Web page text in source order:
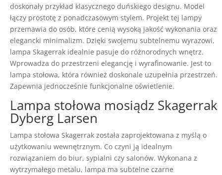
doskonały przykład klasycznego duńskiego designu. Model
łączy prostotę z ponadczasowym stylem. Projekt tej lampy
przemawia do osób, które cenią wysoką jakość wykonania oraz
elegancki minimalizm. Dzięki swojemu subtelnemu wyrazowi,
lampa Skagerrak idealnie pasuje do różnorodnych wnętrz.
Wprowadza do przestrzeni elegancję i wyrafinowanie. Jest to
lampa stołowa, która również doskonale uzupełnia przestrzeń.
Zapewnia jednocześnie funkcjonalne oświetlenie.
Lampa stołowa mosiądz Skagerrak
Dyberg Larsen
Lampa stołowa Skagerrak została zaprojektowana z myślą o
użytkowaniu wewnętrznym. Co czyni ją idealnym
rozwiązaniem do biur, sypialni czy salonów. Wykonana z
wytrzymałego metalu, lampa ma subtelne czarne